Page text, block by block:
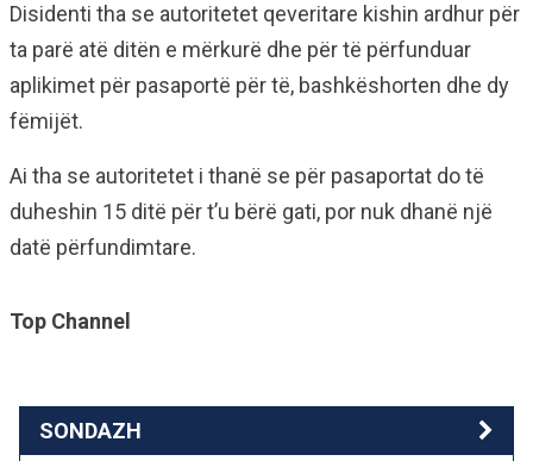
Disidenti tha se autoritetet qeveritare kishin ardhur për
ta parë atë ditën e mërkurë dhe për të përfunduar
aplikimet për pasaportë për të, bashkëshorten dhe dy
fëmijët.
Ai tha se autoritetet i thanë se për pasaportat do të
duheshin 15 ditë për t’u bërë gati, por nuk dhanë një
datë përfundimtare.
Top Channel
SONDAZH